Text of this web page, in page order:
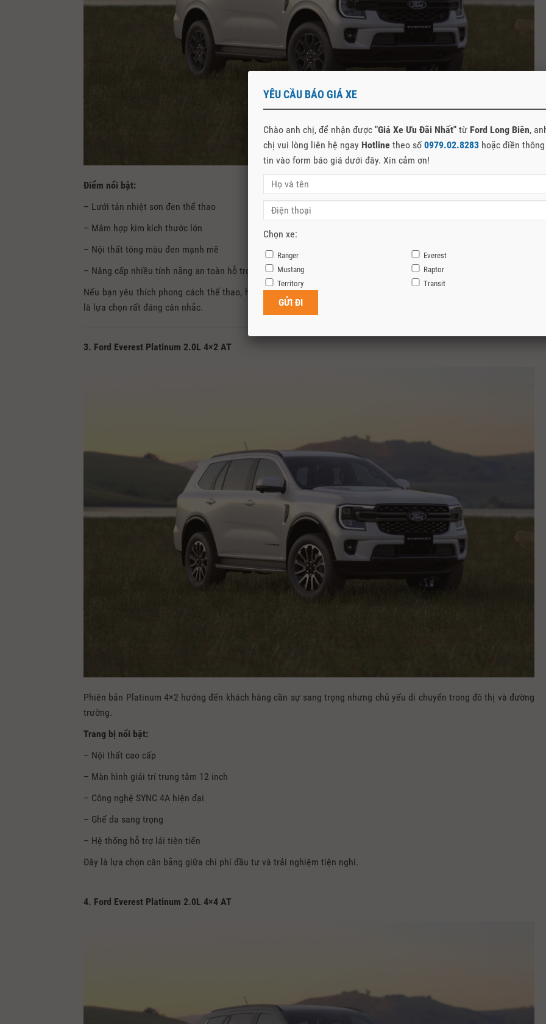
Điểm nổi bật:
– Lưới tản nhiệt sơn đen thể thao
– Mâm hợp kim kích thước lớn
– Nội thất tông màu đen mạnh mẽ
– Nâng cấp nhiều tính năng an toàn hỗ trợ lái
Nếu bạn yêu thích phong cách thể thao, hiện đại nhưng vẫn cần một chiếc SUV 7 chỗ thực dụng thì Everest Sport
là lựa chọn rất đáng cân nhắc.
3. Ford Everest Platinum 2.0L 4×2 AT
Phiên bản Platinum 4×2 hướng đến khách hàng cần sự sang trọng nhưng chủ yếu di chuyển trong đô thị và đường
trường.
Trang bị nổi bật:
– Nội thất cao cấp
– Màn hình giải trí trung tâm 12 inch
– Công nghệ SYNC 4A hiện đại
– Ghế da sang trọng
– Hệ thống hỗ trợ lái tiên tiến
Đây là lựa chọn cân bằng giữa chi phí đầu tư và trải nghiệm tiện nghi.
4. Ford Everest Platinum 2.0L 4×4 AT
YÊU CẦU BÁO GIÁ XE
Chào anh chị, để nhận được "Giá Xe Ưu Đãi Nhất" từ Ford Long Biên,
chị vui lòng liên hệ ngay Hotline theo số 0979.02.8283 hoặc điền thông
tin vào form báo giá dưới đây. Xin cảm ơn!
Chọn xe:
Ranger
Everest
Mustang
Raptor
Territory
Transit